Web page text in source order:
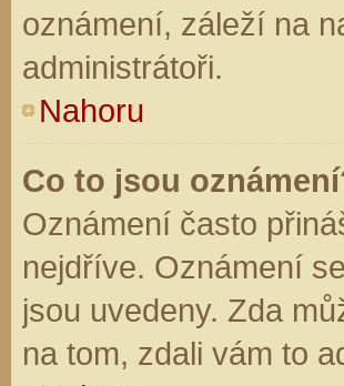
oznámení, záleží na
administrátoři.
Nahoru
Co to jsou
Oznámení často
nejdříve. Oznámení
jsou uvedeny. Zda
na tom, zdali vám to